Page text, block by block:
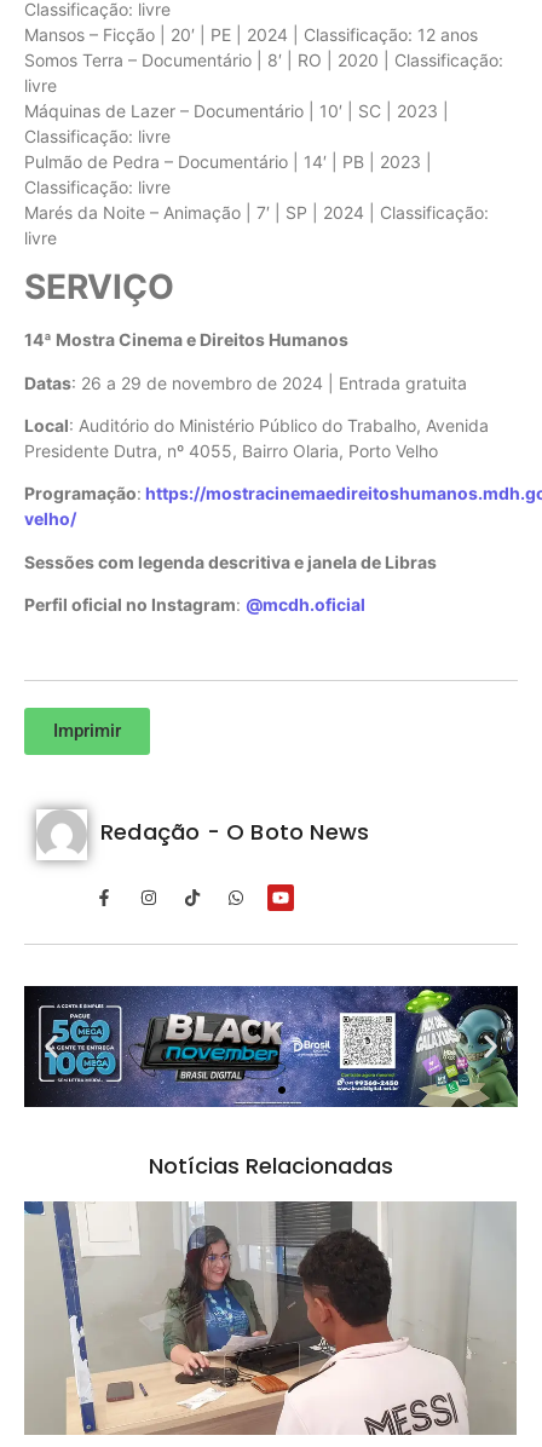
Classificação: livre
Mansos – Ficção | 20′ | PE | 2024 | Classificação: 12 anos
Somos Terra – Documentário | 8′ | RO | 2020 | Classificação:
livre
Máquinas de Lazer – Documentário | 10′ | SC | 2023 |
Classificação: livre
Pulmão de Pedra – Documentário | 14′ | PB | 2023 |
Classificação: livre
Marés da Noite – Animação | 7′ | SP | 2024 | Classificação:
livre
SERVIÇO
14ª Mostra Cinema e Direitos Humanos
Datas: 26 a 29 de novembro de 2024 | Entrada gratuita
Local: Auditório do Ministério Público do Trabalho, Avenida
Presidente Dutra, nº 4055, Bairro Olaria, Porto Velho
Programação: https://
velho/
Sessões com legenda descritiva e janela de Libras
Perfil oficial no Instagram: @mcdh.oficial
Imprimir
Redação - O Boto News
Notícias Relacionadas